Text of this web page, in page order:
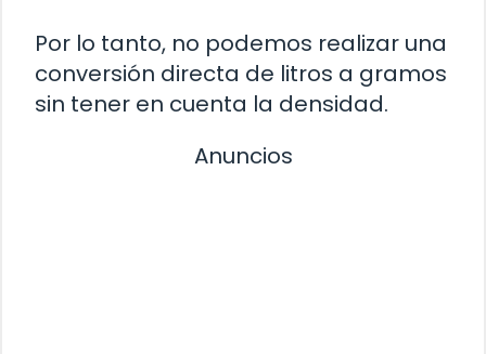
Por lo tanto, no podemos realizar una
conversión directa de litros a gramos
sin tener en cuenta la densidad.
Anuncios